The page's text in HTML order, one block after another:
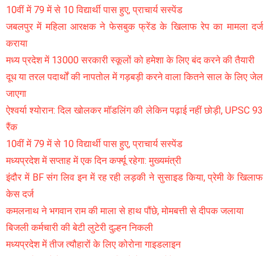
10वीं में 79 में से 10 विद्यार्थी पास हुए, प्राचार्य सस्पेंड
जबलपुर में महिला आरक्षक ने फेसबुक फ्रेंड के खिलाफ रेप का मामला दर्ज
कराया
मध्य प्रदेश में 13000 सरकारी स्कूलों को हमेशा के लिए बंद करने की तैयारी
दूध या तरल पदार्थों की नापतोल में गड़बड़ी करने वाला कितने साल के लिए जेल
जाएगा
ऐश्वर्या श्योरान: दिल खोलकर मॉडलिंग की लेकिन पढ़ाई नहीं छोड़ी, UPSC 93
रैंक
10वीं में 79 में से 10 विद्यार्थी पास हुए, प्राचार्य सस्पेंड
मध्यप्रदेश में सप्ताह में एक दिन कर्फ्यू रहेगा: मुख्यमंत्री
इंदौर में BF संग लिव इन में रह रही लड़की ने सुसाइड किया, प्रेमी के खिलाफ
केस दर्ज
कमलनाथ ने भगवान राम की माला से हाथ पौंछे, मोमबत्ती से दीपक जलाया
बिजली कर्मचारी की बेटी लुटेरी दुल्हन निकली
मध्यप्रदेश में तीज त्यौहारों के लिए कोरोना गाइडलाइन